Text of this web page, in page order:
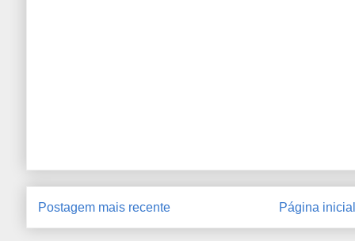
Postagem mais recente Página inicial